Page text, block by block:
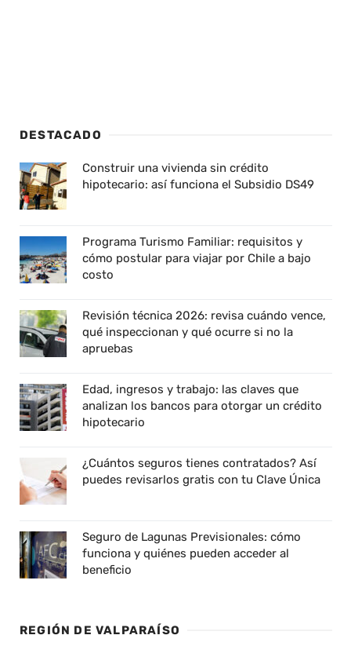
DESTACADO
Construir una vivienda sin crédito
hipotecario: así funciona el Subsidio DS49
Programa Turismo Familiar: requisitos y
cómo postular para viajar por Chile a bajo
costo
Revisión técnica 2026: revisa cuándo vence,
qué inspeccionan y qué ocurre si no la
apruebas
Edad, ingresos y trabajo: las claves que
analizan los bancos para otorgar un crédito
hipotecario
¿Cuántos seguros tienes contratados? Así
puedes revisarlos gratis con tu Clave Única
Seguro de Lagunas Previsionales: cómo
funciona y quiénes pueden acceder al
beneficio
REGIÓN DE VALPARAÍSO